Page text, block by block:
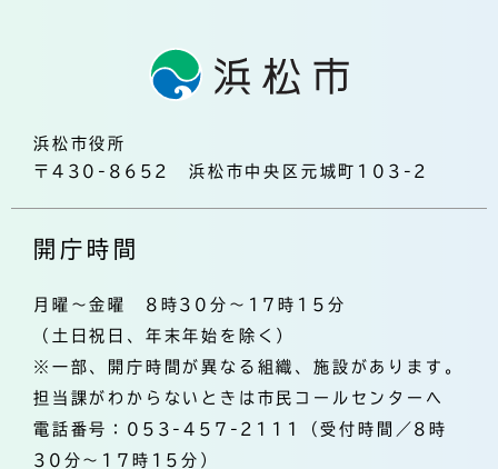
浜松市役所
〒430-8652 浜松市中央区元城町103-2
開庁時間
月曜～金曜 8時30分～17時15分
（土日祝日、年末年始を除く）
※一部、開庁時間が異なる組織、施設があります。
担当課がわからないときは市民コールセンターへ
電話番号：053-457-2111（受付時間／8時
30分～17時15分）